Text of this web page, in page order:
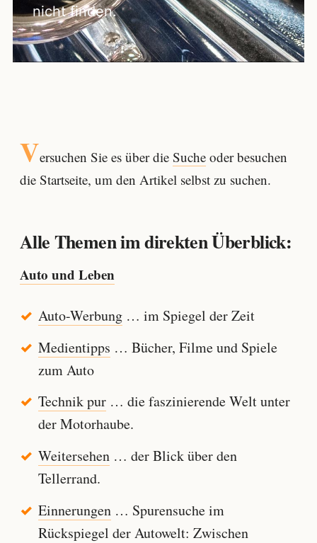
nicht finden.
Versuchen Sie es über die Sucheoder besuchen
die Startseite, um den Artikel selbst zu suchen.
Alle Themen im direkten Überblick:
Auto und Leben
Auto-Werbung… im Spiegel der Zeit
Medientipps … Bücher, Filme und Spiele
zum Auto
Technik pur… die faszinierende Welt unter
der Motorhaube.
Weitersehen… der Blick über den
Tellerrand.
Einnerungen… Spurensuche im
Rückspiegel der Autowelt: Zwischen